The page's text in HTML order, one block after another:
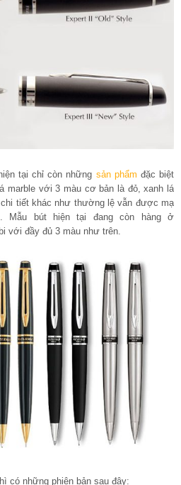
tại chỉ còn những sản phẩm đặc biệt
marble với 3 màu cơ bản là đỏ, xanh lá
tiết khác như thường lệ vẫn được mạ
Mẫu bút hiện tại đang còn hàng ở
với đầy đủ 3 màu như trên.
có những phiên bản sau đây: